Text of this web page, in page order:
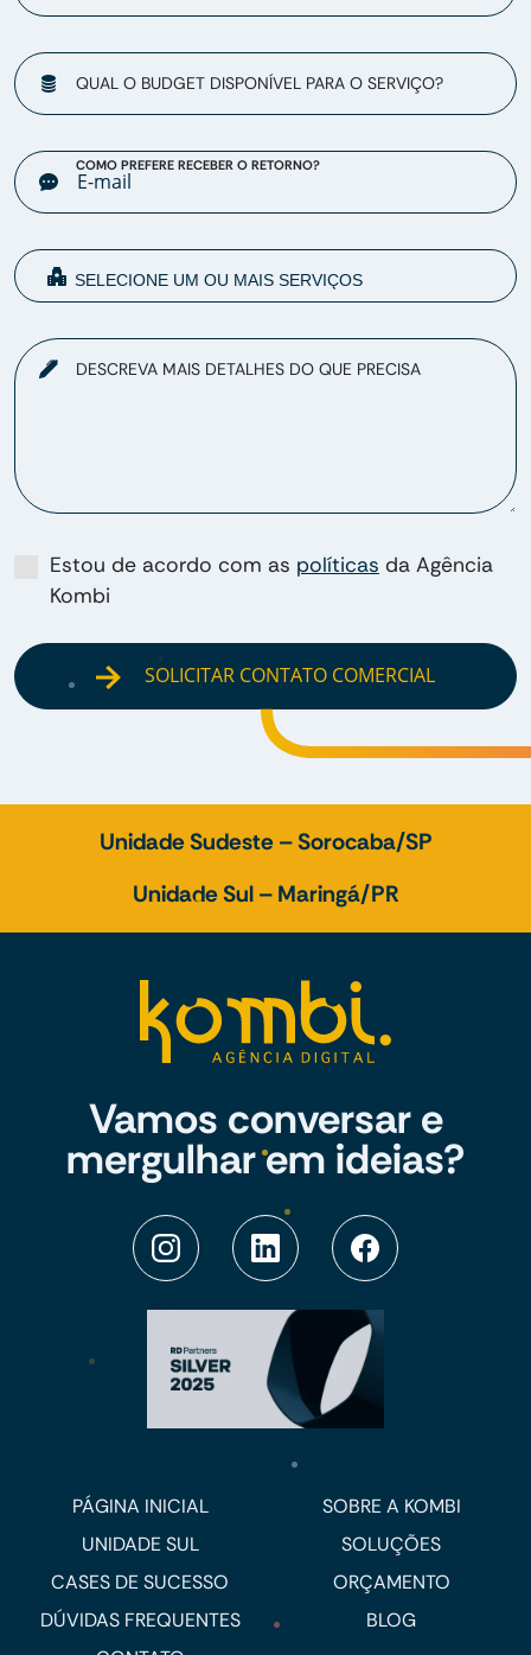
QUAL O BUDGET DISPONÍVEL PARA O SERVIÇO?
COMO PREFERE RECEBER O RETORNO?
DESCREVA MAIS DETALHES DO QUE PRECISA
Estou de acordo com as políticas da Agência
Kombi
SOLICITAR CONTATO COMERCIAL
Unidade Sudeste – Sorocaba/SP
Unidade Sul – Maringá/PR
Vamos conversar e
mergulhar em ideias?
PÁGINA INICIAL
SOBRE A KOMBI
UNIDADE SUL
SOLUÇÕES
CASES DE SUCESSO
ORÇAMENTO
DÚVIDAS FREQUENTES
BLOG